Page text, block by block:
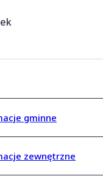
gminne
zewnętrzne